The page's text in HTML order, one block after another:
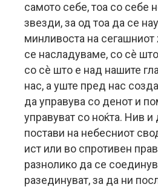
самото себе, тоа со себе
звезди, за од тоа да се
минливоста на сегашниот
се насладуваме, со сè
со сè што е над нашите
нас, а уште пред нас
да управува со денот и
управуват со ноќта. Нив и
постави на небесниот
ист или во спротивен
разнолико да се
разединуват, за да ни